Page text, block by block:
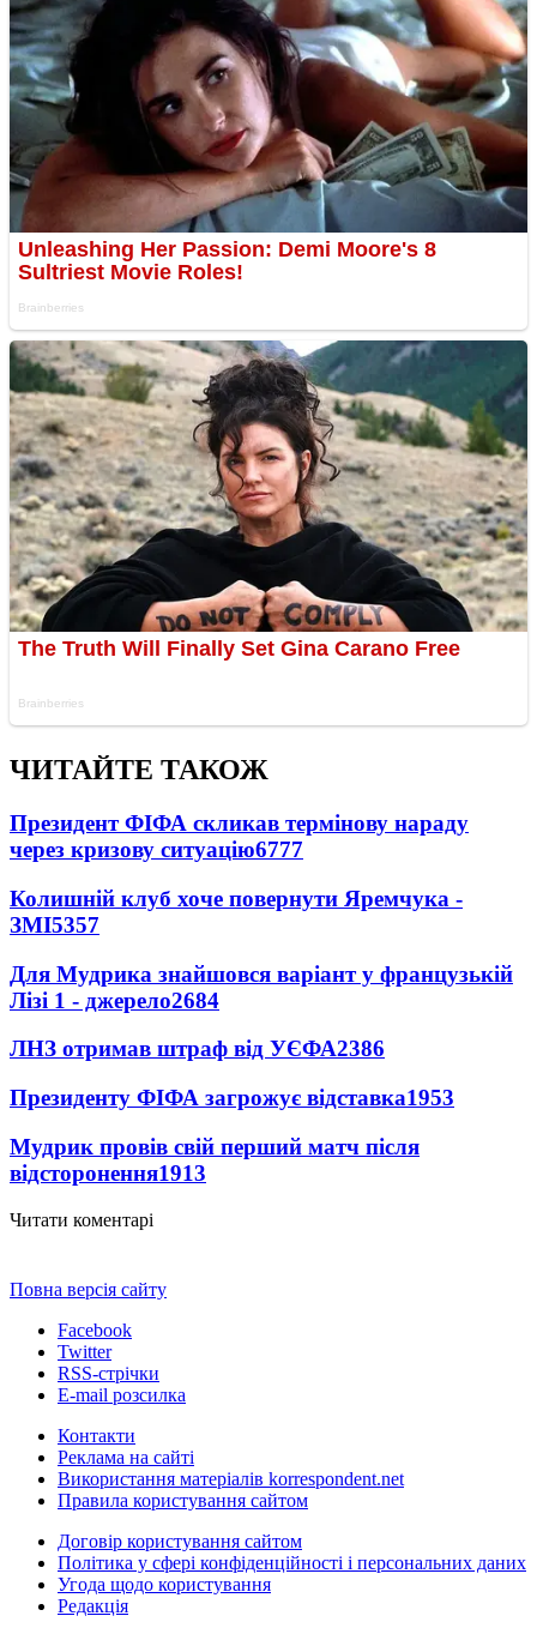
ЧИТАЙТЕ ТАКОЖ
Президент ФІФА скликав термінову нараду
через кризову ситуацію6777
Колишній клуб хоче повернути Яремчука -
ЗМІ5357
Для Мудрика знайшовся варіант у французькій
Лізі 1 - джерело2684
ЛНЗ отримав штраф від УЄФА2386
Президенту ФІФА загрожує відставка1953
Мудрик провів свій перший матч після
відсторонення1913
Читати коментарі
Повна версія сайту
Facebook
Twitter
RSS-стрічки
E-mail розсилка
Контакти
Реклама на сайті
Використання матеріалів korrespondent.net
Правила користування сайтом
Договір користування сайтом
Політика у сфері конфіденційності і персональних даних
Угода щодо користування
Редакція